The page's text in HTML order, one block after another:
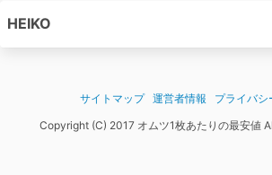
HEIKO
サイトマップ 運営者情報
プライバシ
Copyright (C) 2017 オムツ1枚あたりの最安値